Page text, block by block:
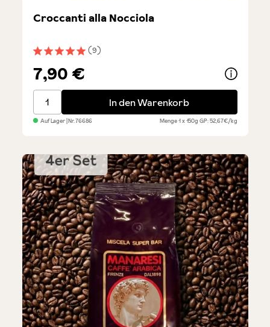
Durchschnittliche Bewertung von 5 von 5 Sternen
(9)
Croccanti alla Nocciola
7,90 €
Croccanti alla NocciolaIn den Warenkorb
Auf Lager| Nr.76686 Menge1 x 150gGP: 52,67€/kg